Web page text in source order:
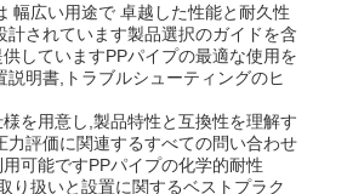
幅広い用途で 卓越した性能と耐久性
計されています製品選択のガイドを含
していますPPパイプの最適な使用を
説明書,トラブルシューティングのヒ
を用意し,製品特性と互換性を理解す
力評価に関連するすべての問い合わせ
可能ですPPパイプの化学的耐性
り扱いと設置に関するベストプラク